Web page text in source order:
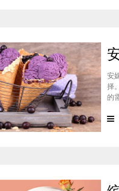
安
择
的
有